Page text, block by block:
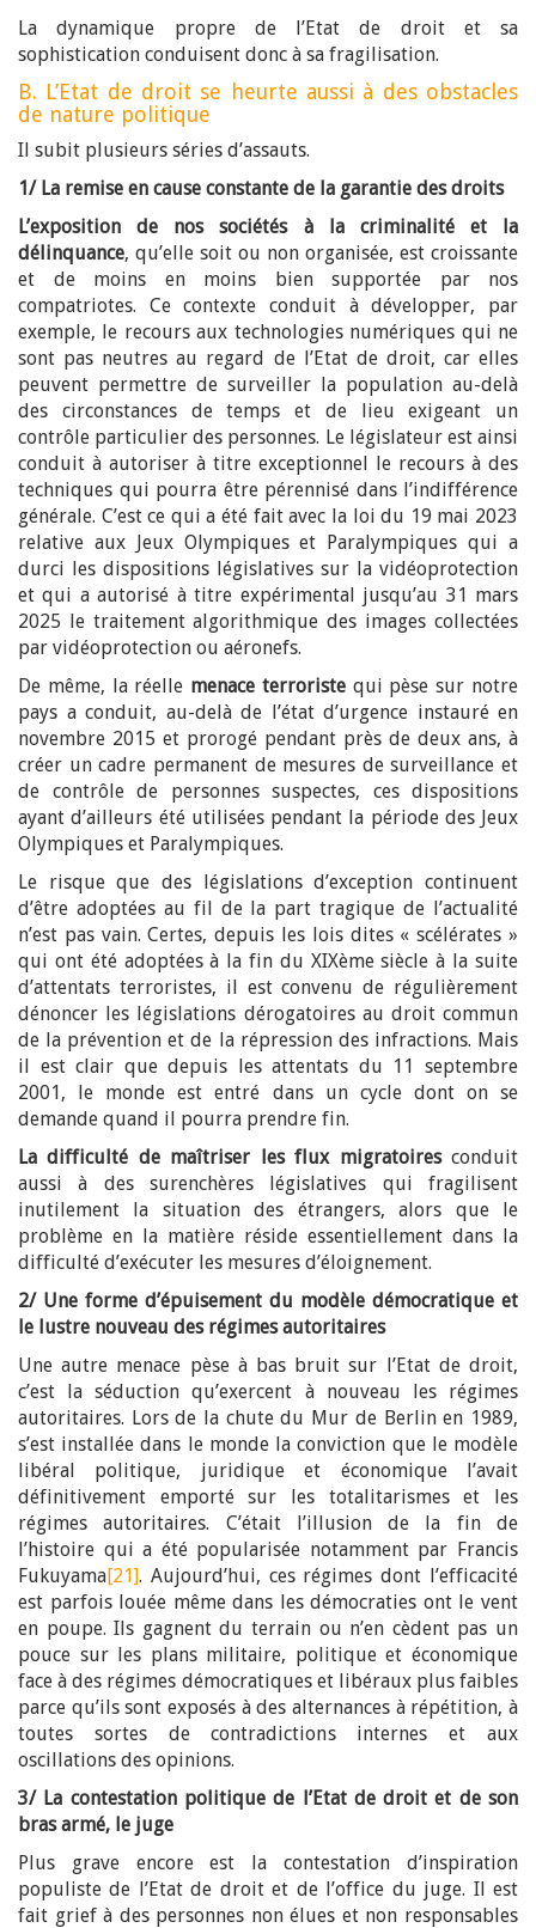
La dynamique propre de l’Etat de droit et sa
sophistication conduisent donc à sa fragilisation.
B. L’Etat de droit se heurte aussi à des obstacles
de nature politique
Il subit plusieurs séries d’assauts.
1/ La remise en cause constante de la garantie des droits
L’exposition de nos sociétés à la criminalité et la
délinquance, qu’elle soit ou non organisée, est croissante
et de moins en moins bien supportée par nos
compatriotes. Ce contexte conduit à développer, par
exemple, le recours aux technologies numériques qui ne
sont pas neutres au regard de l’Etat de droit, car elles
peuvent permettre de surveiller la population au-delà
des circonstances de temps et de lieu exigeant un
contrôle particulier des personnes. Le législateur est ainsi
conduit à autoriser à titre exceptionnel le recours à des
techniques qui pourra être pérennisé dans l’indifférence
générale. C’est ce qui a été fait avec la loi du 19 mai 2023
relative aux Jeux Olympiques et Paralympiques qui a
durci les dispositions législatives sur la vidéoprotection
et qui a autorisé à titre expérimental jusqu’au 31 mars
2025 le traitement algorithmique des images collectées
par vidéoprotection ou aéronefs.
De même, la réelle menace terroristequi pèse sur notre
pays a conduit, au-delà de l’état d’urgence instauré en
novembre 2015 et prorogé pendant près de deux ans, à
créer un cadre permanent de mesures de surveillance et
de contrôle de personnes suspectes, ces dispositions
ayant d’ailleurs été utilisées pendant la période des Jeux
Olympiques et Paralympiques.
Le risque que des législations d’exception continuent
d’être adoptées au fil de la part tragique de l’actualité
n’est pas vain. Certes, depuis les lois dites « scélérates »
qui ont été adoptées à la fin du XIXème siècle à la suite
d’attentats terroristes, il est convenu de régulièrement
dénoncer les législations dérogatoires au droit commun
de la prévention et de la répression des infractions. Mais
il est clair que depuis les attentats du 11 septembre
2001, le monde est entré dans un cycle dont on se
demande quand il pourra prendre fin.
La difficulté de maîtriser les flux migratoiresconduit
aussi à des surenchères législatives qui fragilisent
inutilement la situation des étrangers, alors que le
problème en la matière réside essentiellement dans la
difficulté d’exécuter les mesures d’éloignement.
2/ Une forme d’épuisement du modèle démocratique et
le lustre nouveau des régimes autoritaires
Une autre menace pèse à bas bruit sur l’Etat de droit,
c’est la séduction qu’exercent à nouveau les régimes
autoritaires. Lors de la chute du Mur de Berlin en 1989,
s’est installée dans le monde la conviction que le modèle
libéral politique, juridique et économique l’avait
définitivement emporté sur les totalitarismes et les
régimes autoritaires. C’était l’illusion de la fin de
l’histoire qui a été popularisée notamment par Francis
Fukuyama[21]. Aujourd’hui, ces régimes dont l’efficacité
est parfois louée même dans les démocraties ont le vent
en poupe. Ils gagnent du terrain ou n’en cèdent pas un
pouce sur les plans militaire, politique et économique
face à des régimes démocratiques et libéraux plus faibles
parce qu’ils sont exposés à des alternances à répétition, à
toutes sortes de contradictions internes et aux
oscillations des opinions.
3/ La contestation politique de l’Etat de droit et de son
bras armé, le juge
Plus grave encore est la contestation d’inspiration
populiste de l’Etat de droit et de l’office du juge. Il est
fait grief à des personnes non élues et non responsables